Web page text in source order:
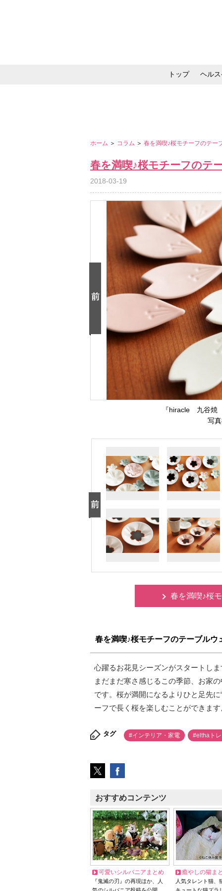
トップ ヘル
ホーム ＞ コラム ＞ 春を満喫♪桜モチーフのテー
春を満喫♪桜モチーフのテ
2018-03-19
『hiracle 九谷焼
写
春を満喫♪桜
春を満喫♪桜モチーフのテーブルウ
心躍るお花見シーズンがスタートし
まだまだ寒さ感じるこの季節、お家
です。桜が満開になるよりひと足先
ーフで長く桜を楽しむことができま
タグ #インテリア・家電 #elthaト
おすすめコンテンツ
可愛いシルバニアまとめ
『鬼滅の刃』の再現ほか、人
癒やしの猫ま
人気タレント猫